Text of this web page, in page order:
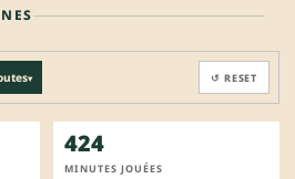
▾ ↺ RESET
424
MINUTES JOUÉES